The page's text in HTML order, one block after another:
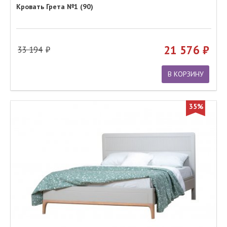
Кровать Грета №1 (90)
33 194 21 576
В КОРЗИНУ
35%